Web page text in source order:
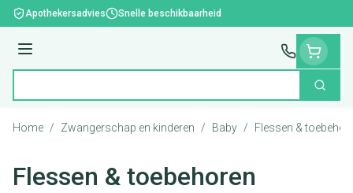
Ga naar de inhoud
Apothekersadvies Snelle beschikbaarheid
Menu
Zoek
Home / Zwangerschap en kinderen / Baby / Flessen &
Flessen & toebehoren